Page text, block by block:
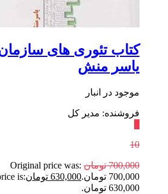
کتاب تئوری های
یاسر منش
موجود در انبار
فروشنده: مدیر کل
10
700,000 تومان Original price was:
700,000 تومان.
630,000 تومانis:
630,000 تومان.